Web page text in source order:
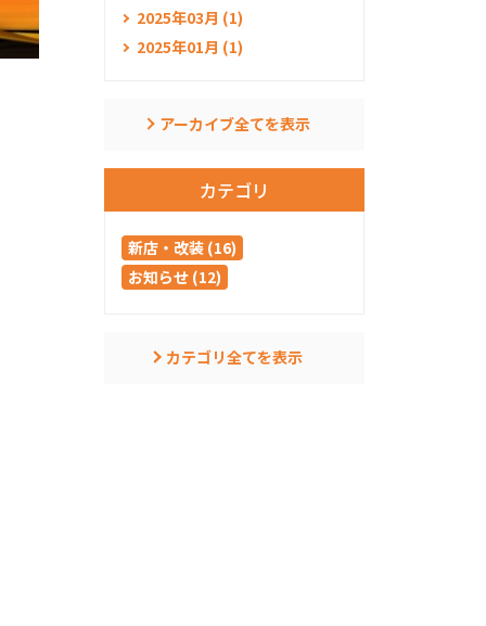
2025年03月 (1)
2025年01月 (1)
アーカイブ全てを表示
カテゴリ
新店・改装 (16)
お知らせ (12)
カテゴリ全てを表示